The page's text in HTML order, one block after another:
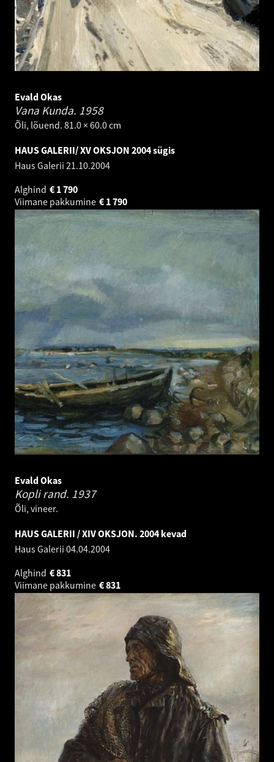
Evald Okas
Vana Kunda. 1958
Õli, lõuend. 81.0 × 60.0 cm
HAUS GALERII/ XV OKSJON 2004 sügis
Haus Galerii 21.10.2004
Alghind
1 790
€
Viimane pakkumine
1 790
€
Evald Okas
Kopli rand. 1937
Õli, vineer.
HAUS GALERII / XIV OKSJON. 2004 kevad
Haus Galerii 04.04.2004
Alghind
831
€
Viimane pakkumine
831
€